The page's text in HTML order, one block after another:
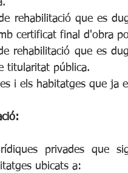
rehabilitació que es
certificat final d'obra
rehabilitació que es
titularitat pública.
i els habitatges que ja
privades que
ubicats a: